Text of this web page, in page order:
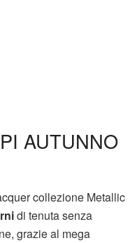
AUTUNNO
collezione Metallic
di tenuta senza
grazie al mega